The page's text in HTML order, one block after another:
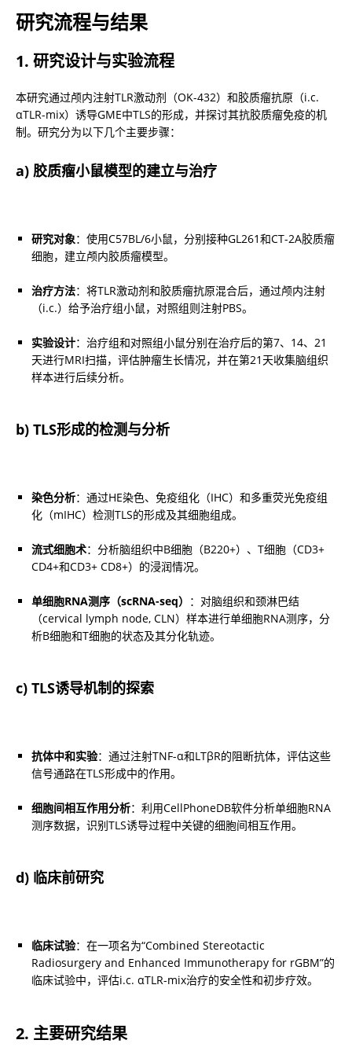
研究流程与结果
1. 研究设计与实验流程
本研究通过颅内注射TLR激动剂（OK-432）和胶质瘤抗原（i.c.
αTLR-mix）诱导GME中TLS的形成，并探讨其抗胶质瘤免疫的机
制。研究分为以下几个主要步骤：
a) 胶质瘤小鼠模型的建立与治疗
研究对象：使用C57BL/6小鼠，分别接种GL261和CT-2A胶质瘤
细胞，建立颅内胶质瘤模型。
治疗方法：将TLR激动剂和胶质瘤抗原混合后，通过颅内注射
（i.c.）给予治疗组小鼠，对照组则注射PBS。
实验设计：治疗组和对照组小鼠分别在治疗后的第7、14、21
天进行MRI扫描，评估肿瘤生长情况，并在第21天收集脑组织
样本进行后续分析。
b) TLS形成的检测与分析
染色分析：通过HE染色、免疫组化（IHC）和多重荧光免疫组
化（mIHC）检测TLS的形成及其细胞组成。
流式细胞术：分析脑组织中B细胞（B220+）、T细胞（CD3+
CD4+和CD3+ CD8+）的浸润情况。
单细胞RNA测序（scRNA-seq） ：对脑组织和颈淋巴结
（cervical lymph node, CLN）样本进行单细胞RNA测序，分
析B细胞和T细胞的状态及其分化轨迹。
c) TLS诱导机制的探索
抗体中和实验：通过注射TNF-α和LTβR的阻断抗体，评估这些
信号通路在TLS形成中的作用。
细胞间相互作用分析：利用CellPhoneDB软件分析单细胞RNA
测序数据，识别TLS诱导过程中关键的细胞间相互作用。
d) 临床前研究
临床试验：在一项名为“Combined Stereotactic
Radiosurgery and Enhanced Immunotherapy for rGBM”的
临床试验中，评估i.c. αTLR-mix治疗的安全性和初步疗效。
2. 主要研究结果